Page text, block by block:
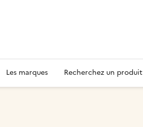
Les marques Recherchez un produit